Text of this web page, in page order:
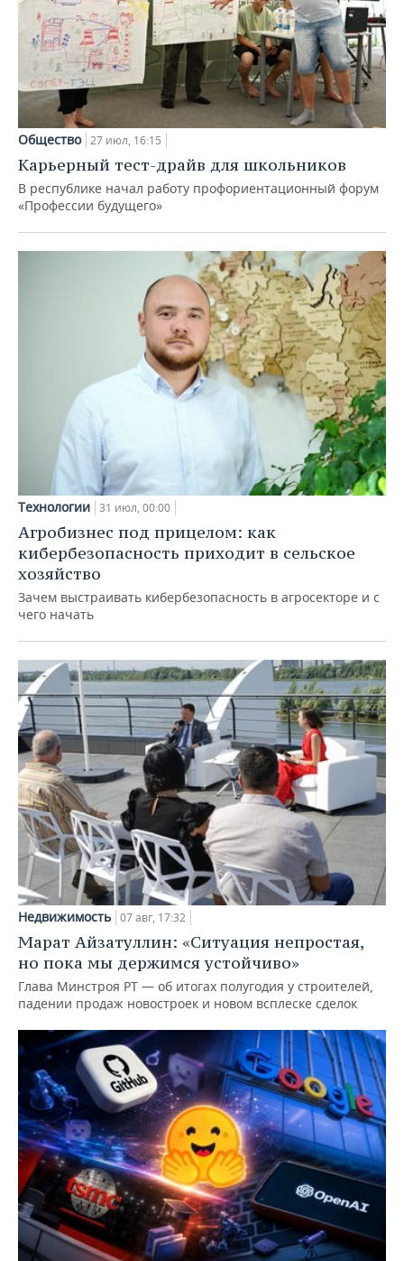
Общество 27 июл, 16:15
Карьерный тест-драйв для школьников
В республике начал работу профориентационный форум
«Профессии будущего»
Технологии 31 июл, 00:00
Агробизнес под прицелом: как
кибербезопасность приходит в сельское
хозяйство
Зачем выстраивать кибербезопасность в агросекторе и с
чего начать
Недвижимость 07 авг, 17:32
Марат Айзатуллин: «Ситуация непростая,
но пока мы держимся устойчиво»
Глава Минстроя РТ — об итогах полугодия у строителей,
падении продаж новостроек и новом всплеске сделок